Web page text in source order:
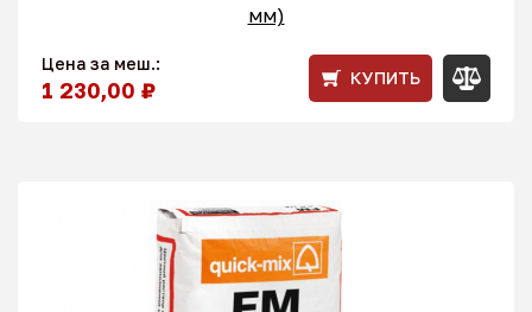
мм)
Цена за меш.:
1 230,00 ₽ КУПИТЬ